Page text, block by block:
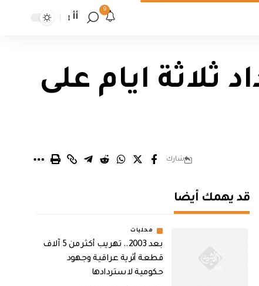
9
أأ
ثلاثة ايام على
شارك
قد يهمك أيضا
محليات
بعد 2003.. تهريب أكثر من 5 آلاف
قطعة أثرية عراقية وجهود
حكومية لاستردادها